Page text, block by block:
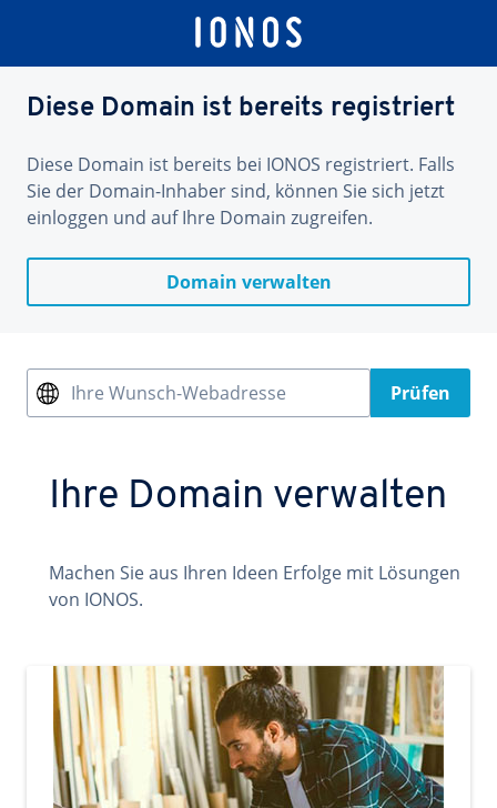
Diese Domain ist bereits registriert
Diese Domain ist bereits bei IONOS registriert. Falls
Sie der Domain-Inhaber sind, können Sie sich jetzt
einloggen und auf Ihre Domain zugreifen.
Domain verwalten
Ihre Wunsch-Webadresse Prüfen
Ihre Domain verwalten
Machen Sie aus Ihren Ideen Erfolge mit Lösungen
von IONOS.